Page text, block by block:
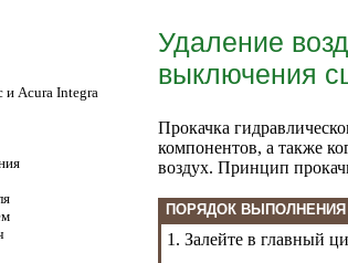
и Acura Integra
Удаление
выключения
Прокачка
компонентов, а также
воздух. Принцип
ПОРЯДОК ВЫПОЛНЕНИЯ
1. Залейте в главный